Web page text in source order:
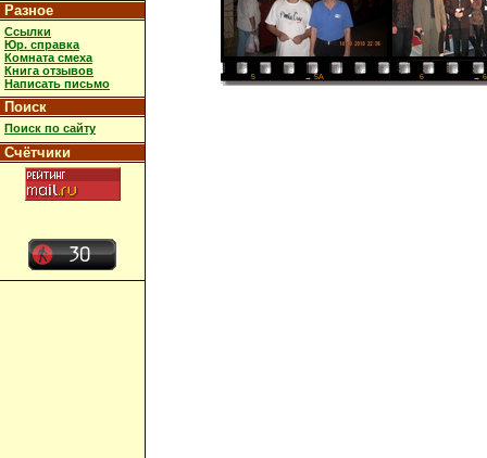
Разное
Ссылки
Юр. справка
Комната смеха
Книга отзывов
Написать письмо
Поиск
Поиск по сайту
Счётчики
5 → 5A 6 →